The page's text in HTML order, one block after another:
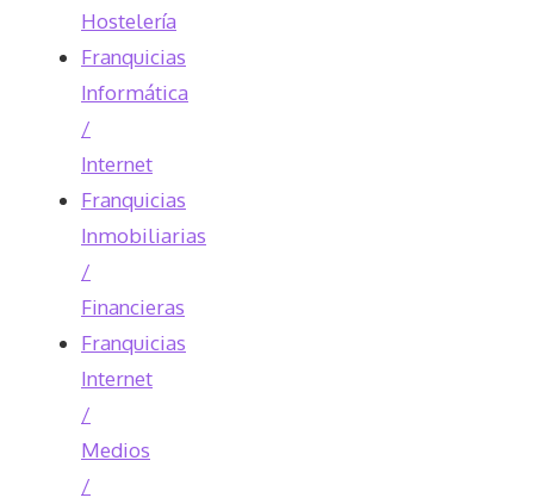
Hostelería
Franquicias
Informática
/
Internet
Franquicias
Inmobiliarias
/
Financieras
Franquicias
Internet
/
Medios
/